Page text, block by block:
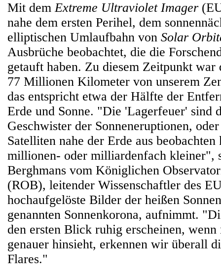
Mit demExtreme Ultraviolet Imager
nahe dem ersten Perihel, dem
elliptischen Umlaufbahn von Solar
Ausbrüche beobachtet, die die
getauft haben. Zu diesem Zeitpunkt war
77 Millionen Kilometer von unserem
das entspricht etwa der Hälfte der
Erde und Sonne. "Die 'Lagerfeuer' sind
Geschwister der Sonneneruptionen,
Satelliten nahe der Erde aus
millionen- oder milliardenfach kleiner",
Berghmans vom Königlichen
(ROB), leitender Wissenschaftler des
hochaufgelöste Bilder der heißen
genannten Sonnenkorona, aufnimmt.
den ersten Blick ruhig erscheinen, wenn
genauer hinsieht, erkennen wir überall
Flares."